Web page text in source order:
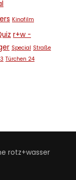
Kinofilm
r+w -
Special Straße
Türchen 24
rotz+wasser